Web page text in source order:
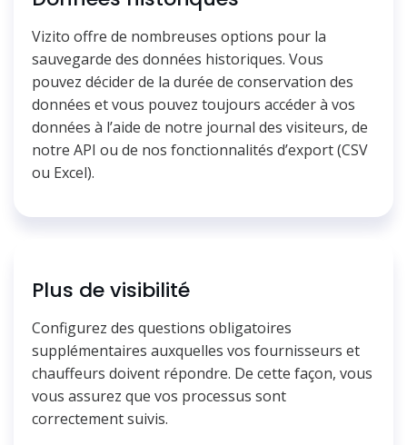
Vizito offre de nombreuses options pour la
sauvegarde des données historiques. Vous
pouvez décider de la durée de conservation des
données et vous pouvez toujours accéder à vos
données à l’aide de notre journal des visiteurs, de
notre API ou de nos fonctionnalités d’export (CSV
ou Excel).
Plus de visibilité
Configurez des questions obligatoires
supplémentaires auxquelles vos fournisseurs et
chauffeurs doivent répondre. De cette façon, vous
vous assurez que vos processus sont
correctement suivis.